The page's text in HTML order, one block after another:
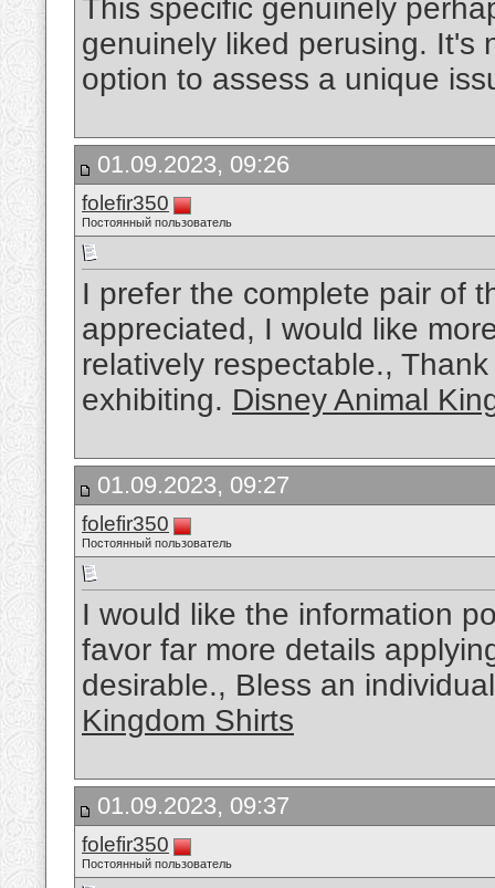
This specific genuinely
genuinely liked perusing. It's
option to assess a unique
01.09.2023, 09:26
folefir350
Постоянный пользователь
I prefer the complete pair of
appreciated, I would like
relatively respectable.,
exhibiting. Disney Animal
01.09.2023, 09:27
folefir350
Постоянный пользователь
I would like the information
favor far more details
desirable., Bless an
Kingdom Shirts
01.09.2023, 09:37
folefir350
Постоянный пользователь